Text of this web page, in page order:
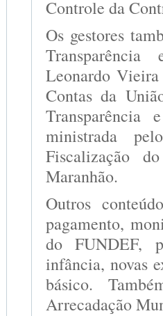
Controle da
Os gestores
Leonardo
Contas da
Transparência
ministrada
Fiscalização
Maranhão.
Outros
pagamento,
do FUNDEF,
infância, novas
básico.
Arrecadação